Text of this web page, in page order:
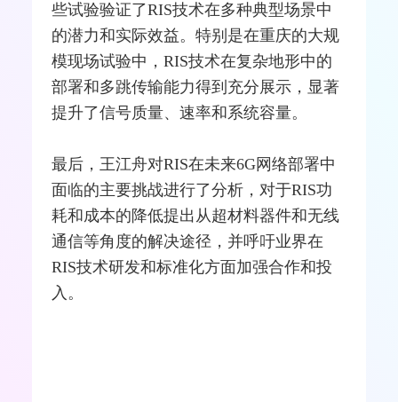
些试验验证了RIS技术在多种典型场景中
的潜力和实际效益。特别是在重庆的大规
模现场试验中，RIS技术在复杂地形中的
部署和多跳传输能力得到充分展示，显著
提升了信号质量、速率和系统容量。
最后，王江舟对RIS在未来6G网络部署中
面临的主要挑战进行了分析，对于RIS功
耗和成本的降低提出从超材料器件和无线
通信等角度的解决途径，并呼吁业界在
RIS技术研发和标准化方面加强合作和投
入。